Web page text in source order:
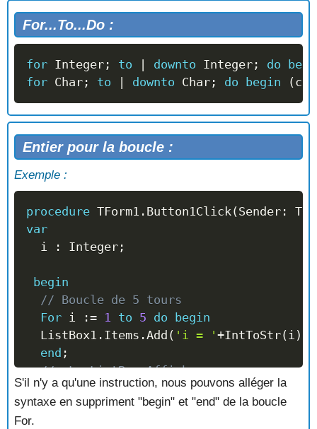
For...To...Do :
for Integer ; to | downto Integer ; do
for Char ; to | downto Char ; do begin (
Entier pour la boucle :
Exemple :
procedure TForm1 . Button1Click (Sender :
var
  i
: Integer ;
begin
// Boucle de 5 tours
For i := 1 to 5 do begin
  ListBox1
. Items .Add ( 'i = ' +IntToStr( i )
end ;
//  La ListBox Affiche :
//   i = 1
//   i = 2
S'il n'y a qu'une instruction, nous pouvons alléger la
syntaxe en suppriment "begin" et "end" de la boucle
For.